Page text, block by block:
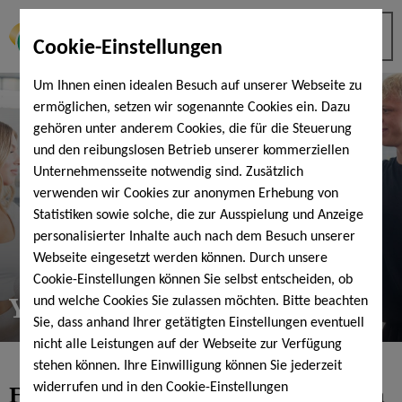
Cookie-Einstellungen
Um Ihnen einen idealen Besuch auf unserer Webseite zu
ermöglichen, setzen wir sogenannte Cookies ein. Dazu
gehören unter anderem Cookies, die für die Steuerung
und den reibungslosen Betrieb unserer kommerziellen
Unternehmensseite notwendig sind. Zusätzlich
verwenden wir Cookies zur anonymen Erhebung von
Statistiken sowie solche, die zur Ausspielung und Anzeige
personalisierter Inhalte auch nach dem Besuch unserer
Webseite eingesetzt werden können. Durch unsere
Cookie-Einstellungen können Sie selbst entscheiden, ob
und welche Cookies Sie zulassen möchten. Bitte beachten
Sie, dass anhand Ihrer getätigten Einstellungen eventuell
nicht alle Leistungen auf der Webseite zur Verfügung
stehen können. Ihre Einwilligung können Sie jederzeit
widerrufen und in den Cookie-Einstellungen
YoungStar Tarif
Fitnesstraining schon ab 14 Jahren